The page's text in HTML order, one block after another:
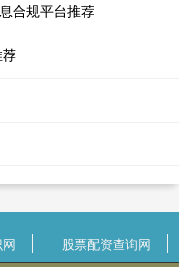
合规平台推荐
股票配资查询网